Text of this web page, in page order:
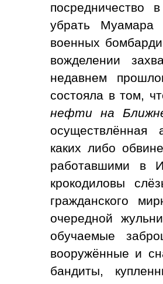
посредничество
убрать Муамара
военных
вожделении
недавнем
состояла в том,
нефти на
осуществлённая
каких либо
работавшими в
крокодиловы
гражданского
очередной
обучаемые
вооружённые и
бандиты,